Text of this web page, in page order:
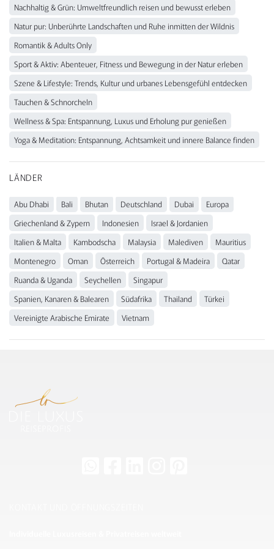
Nachhaltig & Grün: Umweltfreundlich reisen und bewusst erleben
Natur pur: Unberührte Landschaften und Ruhe inmitten der Wildnis
Romantik & Adults Only
Sport & Aktiv: Abenteuer, Fitness und Bewegung in der Natur erleben
Szene & Lifestyle: Trends, Kultur und urbanes Lebensgefühl entdecken
Tauchen & Schnorcheln
Wellness & Spa: Entspannung, Luxus und Erholung pur genießen
Yoga & Meditation: Entspannung, Achtsamkeit und innere Balance finden
LÄNDER
Abu Dhabi Bali Bhutan Deutschland Dubai
Europa
Griechenland & Zypern
Indonesien
Israel & Jordanien
Italien & Malta
Kambodscha Malaysia Malediven
Mauritius
Montenegro
Oman Österreich Portugal & Madeira
Qatar
Ruanda & Uganda
Seychellen
Singapur
Spanien, Kanaren & Balearen
Südafrika Thailand
Türkei
Vereinigte Arabische Emirate
Vietnam